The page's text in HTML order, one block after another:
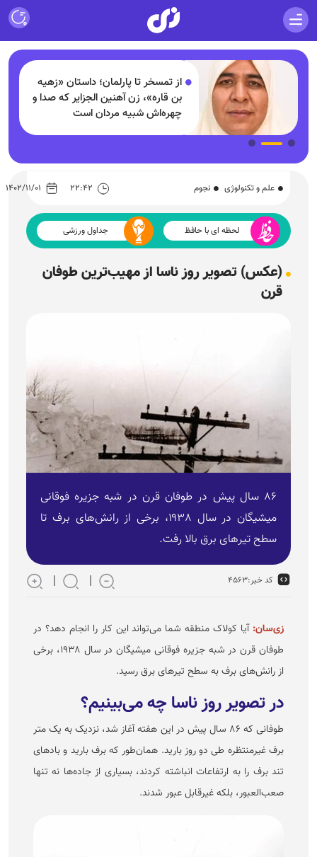
از تمسخر تا پارلمان؛ داستان «زهیه
بن قاره»، زن آهنین الجزایر که صدا و
چهره‌اش شبیه مردان است
علم و تکنولوژی نجوم ۲۲:۴۲ ۱۴۰۲/۱۱/۰۱
لحظه ای با حافظ جداول ورزشی
(عکس) تصویر روز ناسا از مهیب‌ترین طوفان
قرن
۸۶ سال پیش در طوفان قرن در شبه جزیره فوقانی
میشیگان در سال ۱۹۳۸، برخی از رانش‌های برف تا
سطح تیر‌های برق بالا رفت.
کد خبر:۴۵۶۳
زی‌سان: آیا کولاک منطقه شما می‌تواند این کار را انجام دهد؟ در
طوفان قرن در شبه جزیره فوقانی میشیگان در سال ۱۹۳۸، برخی
از رانش‌های برف به سطح تیر‌های برق رسید.
در تصویر روز ناسا چه می‌بینیم؟
طوفانی که ۸۶ سال پیش در این هفته آغاز شد، نزدیک به یک متر
برف غیرمنتظره طی دو روز بارید. همان‌طور که برف بارید و باد‌های
تند برف را به ارتفاعات انباشته کردند، بسیاری از جاده‌ها نه تنها
صعب‌العبور، بلکه غیرقابل عبور شدند.